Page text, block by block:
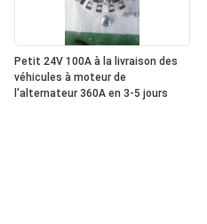
Petit 24V 100A à la livraison des
véhicules à moteur de
l'alternateur 360A en 3-5 jours